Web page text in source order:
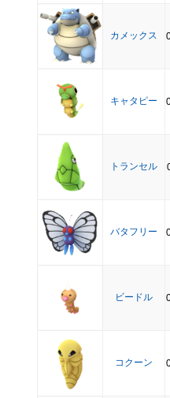
カメックス
キャタピー
トランセル
バタフリー
ビードル
コクーン